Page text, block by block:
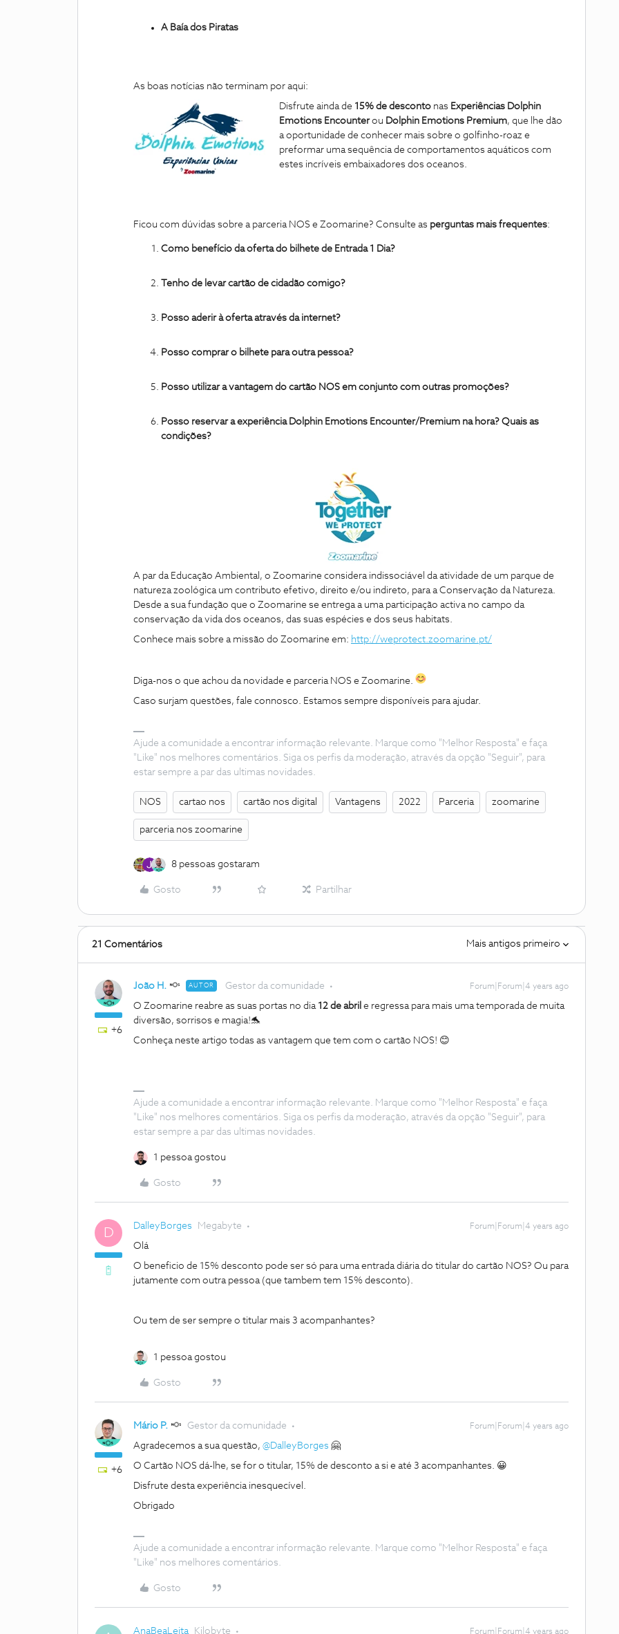
A Baía dos Piratas
As boas notícias não terminam por aqui:
Disfrute ainda de 15% de desconto nas Experiências Dolphin
Emotions Encounterou Dolphin Emotions Premium, que lhe dão
a oportunidade de conhecer mais sobre o golfinho-roaz e
preformar uma sequência de comportamentos aquáticos com
estes incríveis embaixadores dos oceanos.
Ficou com dúvidas sobre a parceria NOS e Zoomarine? Consulte as perguntas mais frequentes:
Como benefício da oferta do bilhete de Entrada 1 Dia?
Tenho de levar cartão de cidadão comigo?
Posso aderir à oferta através da internet?
Posso comprar o bilhete para outra pessoa?
Posso utilizar a vantagem do cartão NOS em conjunto com outras promoções?
Posso reservar a experiência Dolphin Emotions Encounter/Premium na hora? Quais as
condições?
A par da Educação Ambiental, o Zoomarine considera indissociável da atividade de um parque de
natureza zoológica um contributo efetivo, direito e/ou indireto, para a Conservação da Natureza.
Desde a sua fundação que o Zoomarine se entrega a uma participação activa no campo da
conservação da vida dos oceanos, das suas espécies e dos seus habitats.
Conhece mais sobre a missão do Zoomarine em: http://weprotect.zoomarine.pt/
Diga-nos o que achou da novidade e parceria NOS e Zoomarine.
Caso surjam questões, fale connosco. Estamos sempre disponíveis para ajudar.
Ajude a comunidade a encontrar informação relevante. Marque como "Melhor Resposta" e faça
"Like" nos melhores comentários. Siga os perfis da moderação, através da opção "Seguir", para
estar sempre a par das ultimas novidades.
NOS cartao nos cartão nos digital Vantagens 2022 Parceria zoomarine
parceria nos zoomarine
8 pessoas gostaram
Gosto Partilhar
21 Comentários Mais antigos primeiro
+6
João H. AUTOR Gestor da comunidade Forum|Forum|4 years ago
O Zoomarine reabre as suas portas no dia 12 de abril e regressa para mais uma temporada de muita
diversão, sorrisos e magia!🐬
Conheça neste artigo todas as vantagem que tem com o cartão NOS! 😊
Ajude a comunidade a encontrar informação relevante. Marque como "Melhor Resposta" e faça
"Like" nos melhores comentários. Siga os perfis da moderação, através da opção "Seguir", para
estar sempre a par das ultimas novidades.
1 pessoa gostou
Gosto
D DalleyBorges Megabyte Forum|Forum|4 years ago
Olá
O beneficio de 15% desconto pode ser só para uma entrada diária do titular do cartão NOS? Ou para
jutamente com outra pessoa (que tambem tem 15% desconto).
Ou tem de ser sempre o titular mais 3 acompanhantes?
1 pessoa gostou
Gosto
+6
Mário P. Gestor da comunidade Forum|Forum|4 years ago
Agradecemos a sua questão, @DalleyBorges 🤗
O Cartão NOS dá-lhe, se for o titular, 15% de desconto a si e até 3 acompanhantes. 😀
Disfrute desta experiência inesquecível.
Obrigado
Ajude a comunidade a encontrar informação relevante. Marque como "Melhor Resposta" e faça
"Like" nos melhores comentários.
Gosto
AnaBeaLeita Kilobyte Forum|Forum|4 years ago